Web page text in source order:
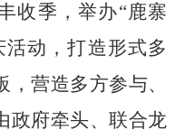
收季，举办“鹿寨
动，打造形式多
营造多方参与、
政府牵头、联合龙